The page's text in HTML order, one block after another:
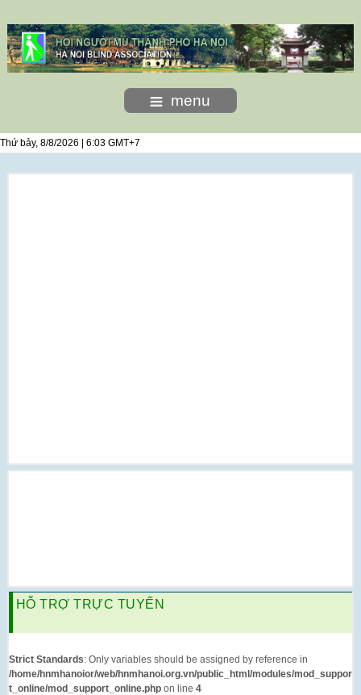
menu
Thứ bảy, 8/8/2026 | 6:03 GMT+7
HỖ TRỢ TRỰC TUYẾN
Strict Standards: Only variables should be assigned by reference in
/home/hnmhanoior/web/hnmhanoi.org.vn/public_html/modules/mod_suppor
t_online/mod_support_online.phpon line 4